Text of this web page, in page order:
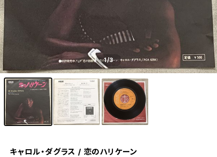
1/3
キャロル・ダグラス / 恋のハリケーン